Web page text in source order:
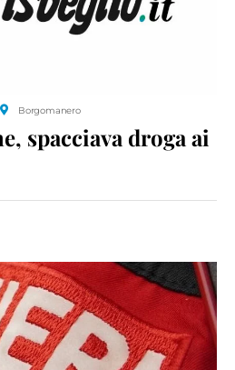
Borgomanero
spacciava droga ai